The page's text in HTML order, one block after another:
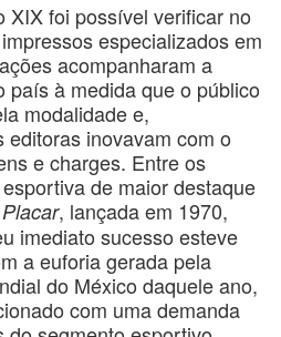
XIX foi possível verificar no
especializados em
acompanharam a
país à medida que o público
modalidade e,
inovavam com o
e charges. Entre os
de maior destaque
Placar, lançada em 1970,
imediato sucesso esteve
a euforia gerada pela
do México daquele ano,
com uma demanda